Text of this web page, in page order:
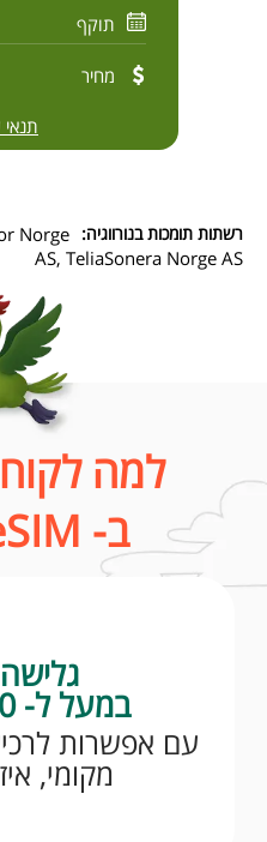
תוקף
מחיר
רשתות תומכות בנורווגיה: Norge
AS, TeliaSonera Norge AS
למה
ב- Tuki eSIM?
במעל ל- 160 מדינות
מקומי,